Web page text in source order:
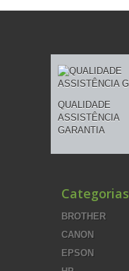
QUALIDADE
ASSISTÊNCIA
GARANTIA
Categorias
BROTHER
CANON
EPSON